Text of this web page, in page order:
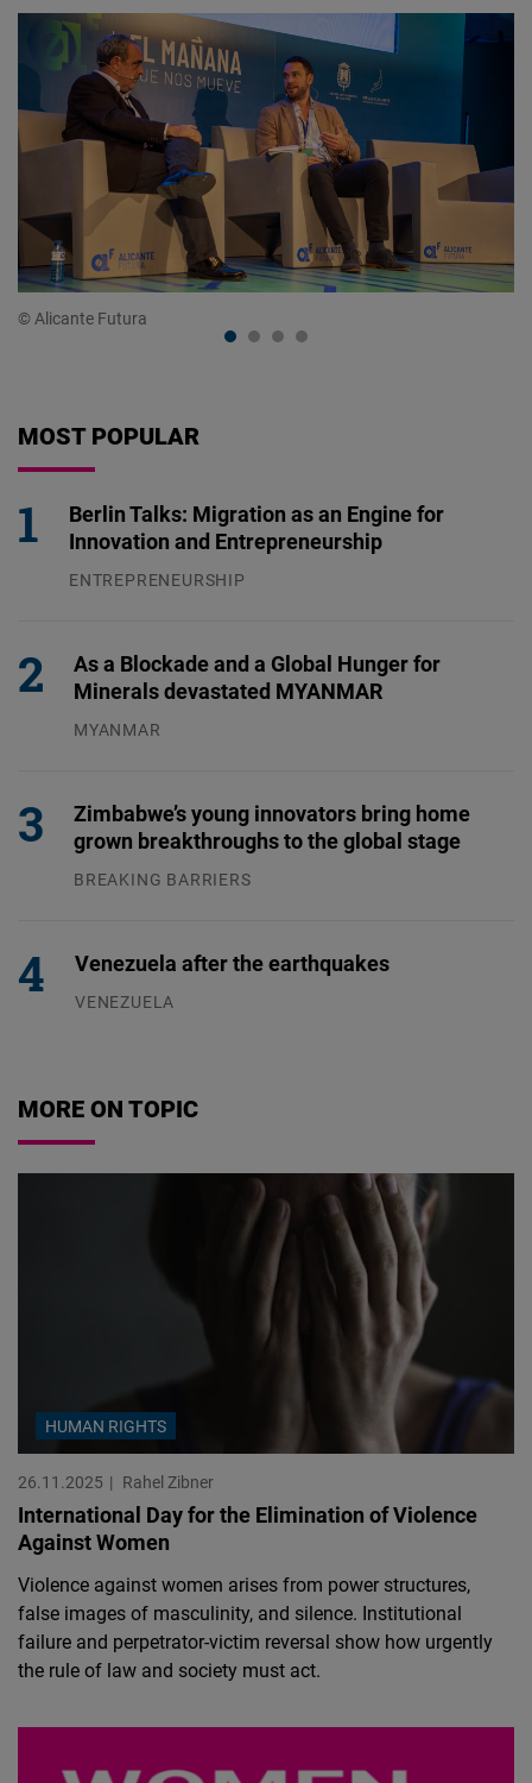
© Alicante Futura
MOST POPULAR
Berlin Talks: Migration as an Engine for
Innovation and Entrepreneurship
ENTREPRENEURSHIP
As a Blockade and a Global Hunger for
Minerals devastated MYANMAR
MYANMAR
Zimbabwe’s young innovators bring home
grown breakthroughs to the global stage
BREAKING BARRIERS
Venezuela after the earthquakes
VENEZUELA
MORE ON TOPIC
HUMAN RIGHTS
26.11.2025 Rahel Zibner
International Day for the Elimination of Violence
Against Women
Violence against women arises from power structures,
false images of masculinity, and silence. Institutional
failure and perpetrator-victim reversal show how urgently
the rule of law and society must act.